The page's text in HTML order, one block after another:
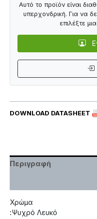
DOWNLOAD DATASHEET
Αυτό το προϊόν είναι
υπερχονδρική. Για να
επιλέξτε
Περιγραφή
Χρώμα
:Ψυχρό Λευκό